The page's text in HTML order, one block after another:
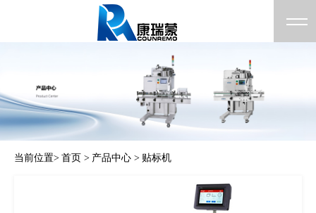
当前位置> 首页 > 产品中心 > 贴标机